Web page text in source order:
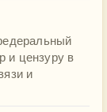
и цензуру в
и